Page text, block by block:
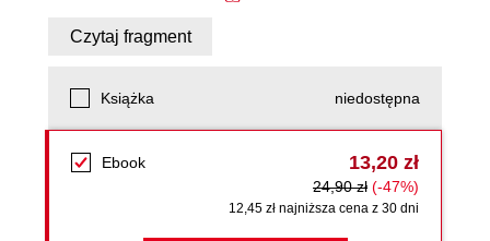
Czytaj fragment
Książka niedostępna
Ebook 13,20 zł
24,90 zł (-47%)
12,45 zł najniższa cena z 30 dni